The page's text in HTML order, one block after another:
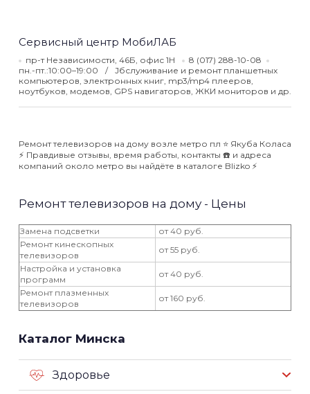
Сервисный центр МобиЛАБ
пр-т Независимости, 46Б, офис 1Н
8 (017) 288-10-08
пн.-пт.:10:00–19:00
Jбслуживание и ремонт планшетных
компьютеров, электронных книг, mp3/mp4 плееров,
ноутбуков, модемов, GPS навигаторов, ЖКИ мониторов и др.
Ремонт телевизоров на дому возле метро пл ⭐️ Якуба Коласа
⚡️ Правдивые отзывы, время работы, контакты ☎️ и адреса
компаний около метро вы найдёте в каталоге Blizko ⚡️
Ремонт телевизоров на дому - Цены
Замена подсветки
от 40 руб.
Ремонт кинескопных
телевизоров
от 55 руб.
Настройка и установка
программ
от 40 руб.
Ремонт плазменных
телевизоров
от 160 руб.
Каталог Минска
Здоровье